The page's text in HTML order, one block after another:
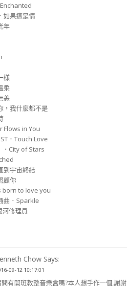
如果這是情
年
樣
柔
恙
，我什麼都不是
Flows in You
．Touch Love
．City of Stars
到宇宙終結
顧你
born to love you
曲．Sparkle
河修理員
Chow Says:
09-12 10:17:01
有開班教整音樂盒嗎?本人想手作一個,謝謝